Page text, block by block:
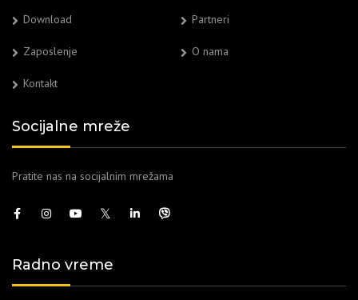
Download Partneri
Zaposlenje O nama
Kontakt
Socijalne mreže
Pratite nas na socijalnim mrežama
Radno vreme